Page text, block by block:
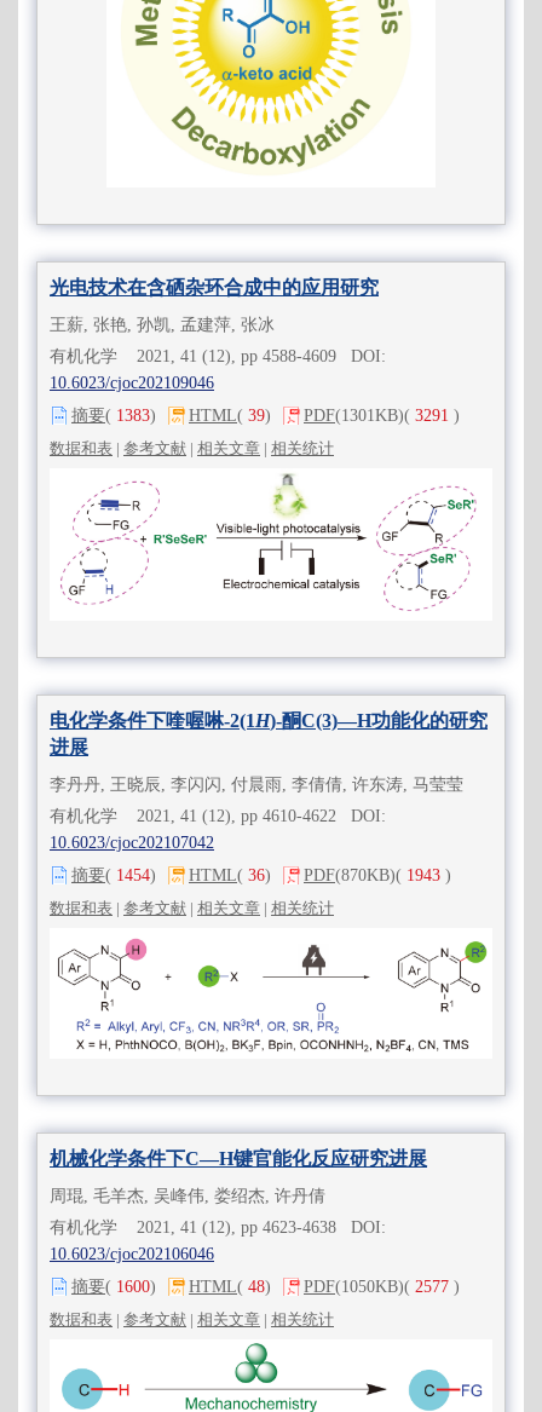
光电技术在含硒杂环合成中的应用研究
王薪, 张艳, 孙凯, 孟建萍, 张冰
有机化学 2021, 41 (12), pp 4588-4609 DOI:
10.6023/cjoc202109046
摘要( 1383) HTML( 39) PDF(1301KB)( 3291 )
数据和表 | 参考文献 | 相关文章 | 相关统计
电化学条件下喹喔啉-2(1H)-酮C(3)—H功能化的研究
进展
李丹丹, 王晓辰, 李闪闪, 付晨雨, 李倩倩, 许东涛, 马莹莹
有机化学 2021, 41 (12), pp 4610-4622 DOI:
10.6023/cjoc202107042
摘要( 1454) HTML( 36) PDF(870KB)( 1943 )
数据和表 | 参考文献 | 相关文章 | 相关统计
机械化学条件下C—H键官能化反应研究进展
周琨, 毛羊杰, 吴峰伟, 娄绍杰, 许丹倩
有机化学 2021, 41 (12), pp 4623-4638 DOI:
10.6023/cjoc202106046
摘要( 1600) HTML( 48) PDF(1050KB)( 2577 )
数据和表 | 参考文献 | 相关文章 | 相关统计